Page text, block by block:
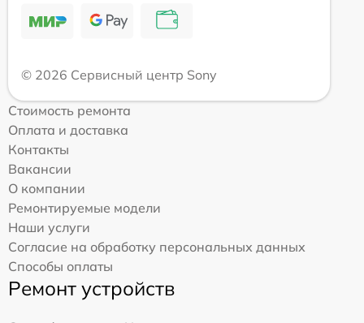
© 2026 Сервисный центр Sony
Стоимость ремонта
Оплата и доставка
Контакты
Вакансии
О компании
Ремонтируемые модели
Наши услуги
Согласие на обработку персональных данных
Способы оплаты
Ремонт устройств